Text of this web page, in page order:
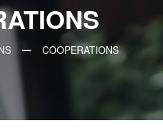
COOPERATIONS